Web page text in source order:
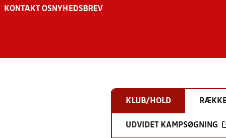
KONTAKT OS NYHEDSBREV
KLUB/HOLD
UDVIDET KAMPSØGNING